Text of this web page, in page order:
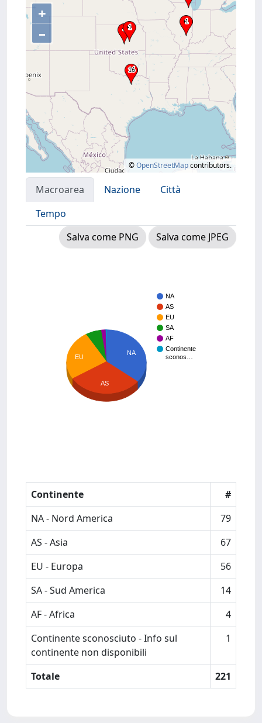
+
–
©OpenStreetMapcontributors.
Macroarea Nazione
Città
Tempo
Salva come PNG
Salva come JPEG
NA
AS
EU
SA
AF
Continente
sconos…
NA
EU
AS
Continente
#
NA - Nord America
79
AS - Asia
67
EU - Europa
56
SA - Sud America
14
AF - Africa
4
Continente sconosciuto - Info sul
continente non disponibili
1
Totale 221